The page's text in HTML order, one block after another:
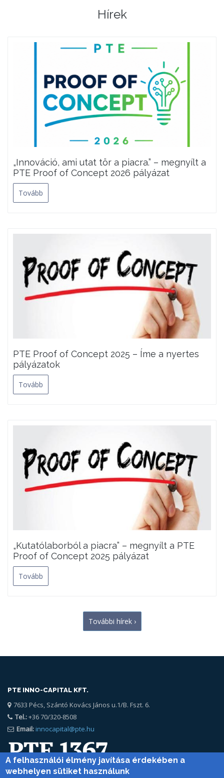
Hírek
„Innováció, ami utat tör a piacra.” – megnyílt a
PTE Proof of Concept 2026 pályázat
Tovább
PTE Proof of Concept 2025 – Íme a nyertes
pályázatok
Tovább
„Kutatólaborból a piacra” – megnyílt a PTE
Proof of Concept 2025 pályázat
Tovább
További hírek ›
PTE INNO-CAPITAL KFT.
7633 Pécs, Szántó Kovács János u.1/B. Fszt. 6.
Tel.:+36 70/320-8508
Email: innocapital@pte.hu
A felhasználói élmény javítása érdekében a
webhelyen sütiket használunk